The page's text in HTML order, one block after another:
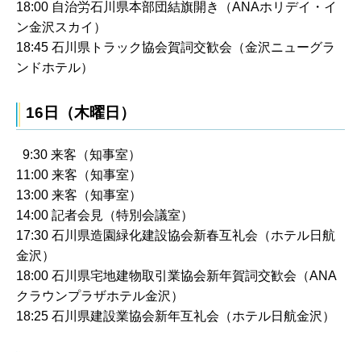
18:00 自治労石川県本部団結旗開き（ANAホリデイ・イ
ン金沢スカイ）
18:45 石川県トラック協会賀詞交歓会（金沢ニューグラ
ンドホテル）
16日（木曜日）
9:30 来客（知事室）
11:00 来客（知事室）
13:00 来客（知事室）
14:00 記者会見（特別会議室）
17:30 石川県造園緑化建設協会新春互礼会（ホテル日航
金沢）
18:00 石川県宅地建物取引業協会新年賀詞交歓会（ANA
クラウンプラザホテル金沢）
18:25 石川県建設業協会新年互礼会（ホテル日航金沢）